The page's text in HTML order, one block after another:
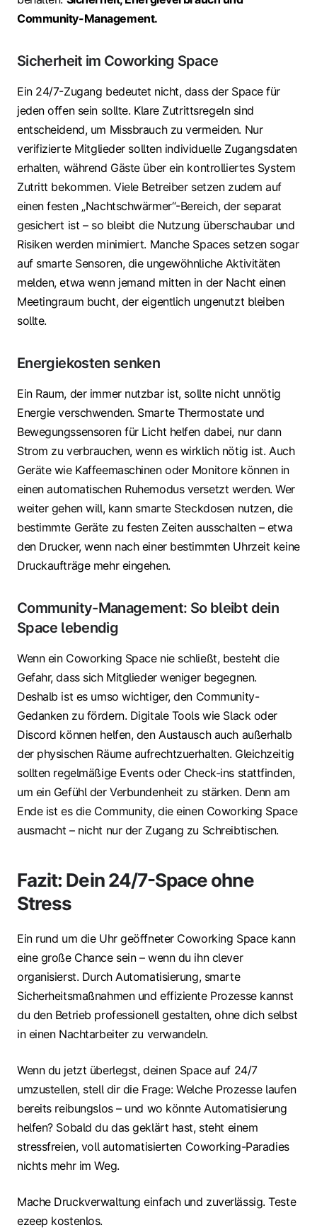
Community-Management.
Sicherheit im Coworking Space
Ein 24/7-Zugang bedeutet nicht, dass der Space für
jeden offen sein sollte. Klare Zutrittsregeln sind
entscheidend, um Missbrauch zu vermeiden. Nur
verifizierte Mitglieder sollten individuelle Zugangsdaten
erhalten, während Gäste über ein kontrolliertes System
Zutritt bekommen. Viele Betreiber setzen zudem auf
einen festen „Nachtschwärmer“-Bereich, der separat
gesichert ist – so bleibt die Nutzung überschaubar und
Risiken werden minimiert. Manche Spaces setzen sogar
auf smarte Sensoren, die ungewöhnliche Aktivitäten
melden, etwa wenn jemand mitten in der Nacht einen
Meetingraum bucht, der eigentlich ungenutzt bleiben
sollte.
Energiekosten senken
Ein Raum, der immer nutzbar ist, sollte nicht unnötig
Energie verschwenden. Smarte Thermostate und
Bewegungssensoren für Licht helfen dabei, nur dann
Strom zu verbrauchen, wenn es wirklich nötig ist. Auch
Geräte wie Kaffeemaschinen oder Monitore können in
einen automatischen Ruhemodus versetzt werden. Wer
weiter gehen will, kann smarte Steckdosen nutzen, die
bestimmte Geräte zu festen Zeiten ausschalten – etwa
den Drucker, wenn nach einer bestimmten Uhrzeit keine
Druckaufträge mehr eingehen.
Community-Management: So bleibt dein
Space lebendig
Wenn ein Coworking Space nie schließt, besteht die
Gefahr, dass sich Mitglieder weniger begegnen.
Deshalb ist es umso wichtiger, den Community-
Gedanken zu fördern. Digitale Tools wie Slack oder
Discord können helfen, den Austausch auch außerhalb
der physischen Räume aufrechtzuerhalten. Gleichzeitig
sollten regelmäßige Events oder Check-ins stattfinden,
um ein Gefühl der Verbundenheit zu stärken. Denn am
Ende ist es die Community, die einen Coworking Space
ausmacht – nicht nur der Zugang zu Schreibtischen.
Fazit: Dein 24/7-Space ohne
Stress
Ein rund um die Uhr geöffneter Coworking Space kann
eine große Chance sein – wenn du ihn clever
organisierst. Durch Automatisierung, smarte
Sicherheitsmaßnahmen und effiziente Prozesse kannst
du den Betrieb professionell gestalten, ohne dich selbst
in einen Nachtarbeiter zu verwandeln.
Wenn du jetzt überlegst, deinen Space auf 24/7
umzustellen, stell dir die Frage: Welche Prozesse laufen
bereits reibungslos – und wo könnte Automatisierung
helfen? Sobald du das geklärt hast, steht einem
stressfreien, voll automatisierten Coworking-Paradies
nichts mehr im Weg.
Mache Druckverwaltung einfach und zuverlässig. Teste
ezeep kostenlos.